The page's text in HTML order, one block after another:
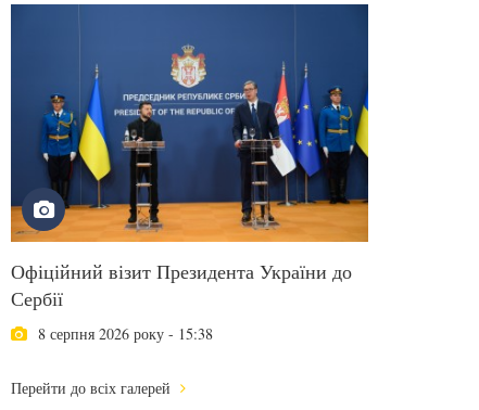
Офіційний візит Президента України до
Сербії
8 серпня 2026 року - 15:38
Перейти до всіх галерей